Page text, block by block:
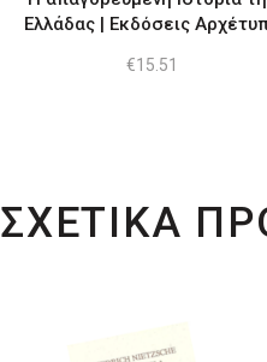
Ελλάδας | Εκδόσεις
€15.51
ΣΧΕΤΙΚΑ